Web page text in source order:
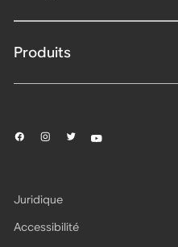
Produits
Juridique
Accessibilité